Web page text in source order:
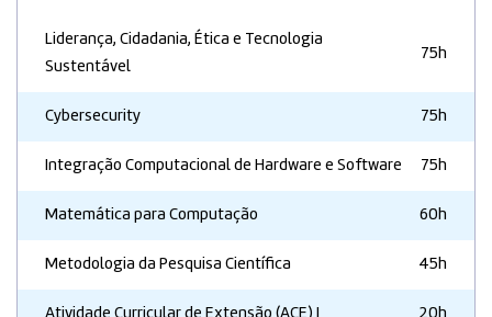
Liderança, Cidadania, Ética e Tecnologia
Sustentável
75h
Cybersecurity 75h
Integração Computacional de Hardware e Software 75h
Matemática para Computação 60h
Metodologia da Pesquisa Científica 45h